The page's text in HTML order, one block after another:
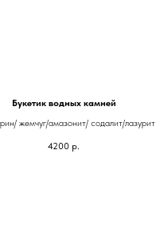
Букетик водных камней
жемчуг/амазонит/ содалит/лазурит
4200 р.